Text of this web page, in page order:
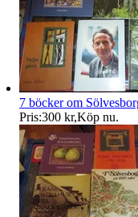
7 böcker om
Pris:300 kr,Köp nu.